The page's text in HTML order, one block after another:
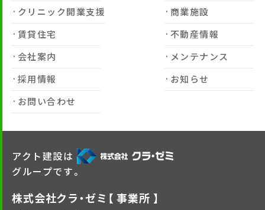
クリニック開業支援
商業施設
賃貸住宅
不動産情報
会社案内
メンテナンス
採用情報
お知らせ
お問い合わせ
アクト建設は
グループです。
株式会社クラ・ゼミ【 事業所 】